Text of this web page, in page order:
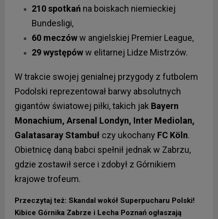
210 spotkań na boiskach niemieckiej
Bundesligi,
60 meczóww angielskiej Premier League,
29 występóww elitarnej Lidze Mistrzów.
W trakcie swojej genialnej przygody z futbolem
Podolski reprezentował barwy absolutnych
gigantów światowej piłki, takich jak Bayern
Monachium, Arsenal Londyn, Inter Mediolan,
Galatasaray Stambuł czy ukochany FC Köln.
Obietnicę daną babci spełnił jednak w Zabrzu,
gdzie zostawił serce i zdobył z Górnikiem
krajowe trofeum.
Przeczytaj też: Skandal wokół Superpucharu Polski!
Kibice Górnika Zabrze i Lecha Poznań ogłaszają